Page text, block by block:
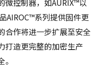
AIROC™系列提供固件更
合作将进一步扩展至安全
打造更完整的加密生产